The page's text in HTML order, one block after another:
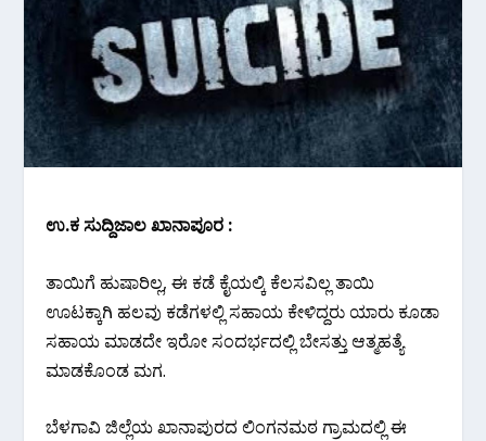
ಉ.ಕ ಸುದ್ದಿಜಾಲ ಖಾನಾಪೂರ :
ತಾಯಿಗೆ ಹುಷಾರಿಲ್ಲ, ಈ ಕಡೆ ಕೈಯಲ್ಕಿ ಕೆಲಸವಿಲ್ಲ ತಾಯಿ
ಊಟಕ್ಕಾಗಿ ಹಲವು ಕಡೆಗಳಲ್ಲಿ ಸಹಾಯ ಕೇಳಿದ್ದರು ಯಾರು ಕೂಡಾ
ಸಹಾಯ ಮಾಡದೇ ಇರೋ ಸಂದರ್ಭದಲ್ಲಿ ಬೇಸತ್ತು ಆತ್ಮಹತ್ಯೆ
ಮಾಡಕೊಂಡ ಮಗ.
ಬೆಳಗಾವಿ ಜಿಲ್ಲೆಯ ಖಾನಾಪುರದ ಲಿಂಗನಮಠ ಗ್ರಾಮದಲ್ಲಿ ಈ